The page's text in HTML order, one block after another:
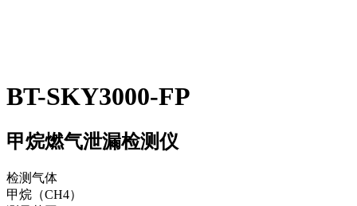
BT-SKY3000-FP
甲烷燃气泄漏检测仪
检测气体
甲烷（CH4）